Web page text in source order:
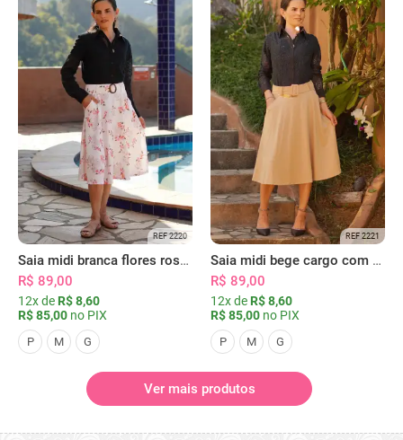
REF 2220
Saia midi branca flores rosas com bolsos
R$ 89,00
12x de R$ 8,60
R$ 85,00 no PIX
P M G
REF 2221
Saia midi bege cargo com bolsos
R$ 89,00
12x de R$ 8,60
R$ 85,00 no PIX
P M G
Ver mais produtos